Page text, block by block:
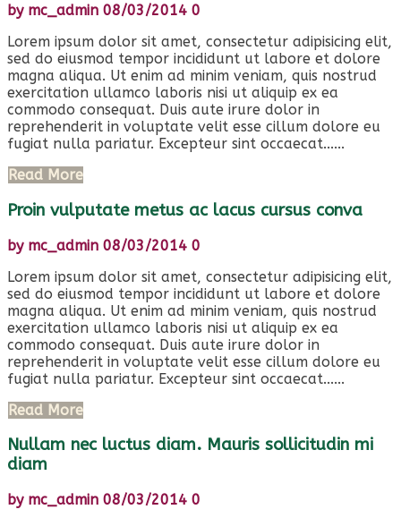
by mc_admin 08/03/2014 0
Lorem ipsum dolor sit amet, consectetur adipisicing elit,
sed do eiusmod tempor incididunt ut labore et dolore
magna aliqua. Ut enim ad minim veniam, quis nostrud
exercitation ullamco laboris nisi ut aliquip ex ea
commodo consequat. Duis aute irure dolor in
reprehenderit in voluptate velit esse cillum dolore eu
fugiat nulla pariatur. Excepteur sint occaecat......
Read More
Proin vulputate metus ac lacus cursus conva
by mc_admin 08/03/2014 0
Lorem ipsum dolor sit amet, consectetur adipisicing elit,
sed do eiusmod tempor incididunt ut labore et dolore
magna aliqua. Ut enim ad minim veniam, quis nostrud
exercitation ullamco laboris nisi ut aliquip ex ea
commodo consequat. Duis aute irure dolor in
reprehenderit in voluptate velit esse cillum dolore eu
fugiat nulla pariatur. Excepteur sint occaecat......
Read More
Nullam nec luctus diam. Mauris sollicitudin mi
diam
by mc_admin 08/03/2014 0